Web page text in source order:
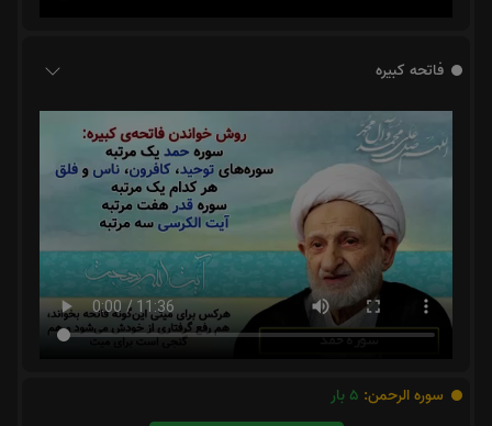
فاتحه کبیره
سوره الرحمن: 5 بار